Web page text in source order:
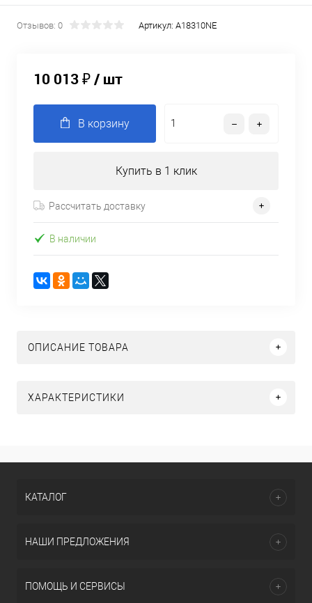
Отзывов: 0 Артикул: A18310NE
10 013 ₽/ шт
В корзину
Купить в 1 клик
Рассчитать доставку
В наличии
ОПИСАНИЕ ТОВАРА
ХАРАКТЕРИСТИКИ
КАТАЛОГ
НАШИ ПРЕДЛОЖЕНИЯ
ПОМОЩЬ И СЕРВИСЫ